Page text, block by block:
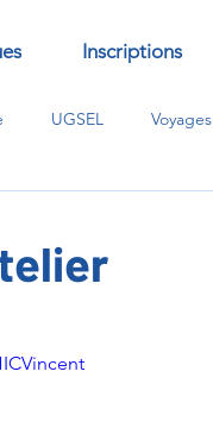
Inscriptions
UGSEL Voyages